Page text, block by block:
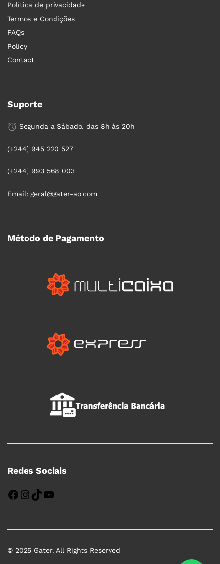
Política de privacidade
Termos e Condições
FAQs
Policy
Contact
Suporte
Segunda a Sábado. das 8h às 20h
(+244) 945 220 527
(+244) 993 568 003
Email: geral@gater-ao.com
Método de Pagamento
Redes Sociais
Facebook
Instagram
TikTok
© 2025 Gater. All Rights Reserved